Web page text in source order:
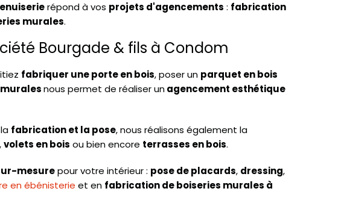
répond à vos projets d'agencements : fabrication
murales.
Bourgade & fils à Condom
fabriquer une porte en bois, poser un parquet en bois
nous permet de réaliser unagencement esthétique
fabrication et la pose, nous réalisons également la
volets en bois ou bien encore terrasses en bois.
mesurepour votre intérieur : pose de placards, dressing,
en ébénisterie et en fabrication de boiseries murales à